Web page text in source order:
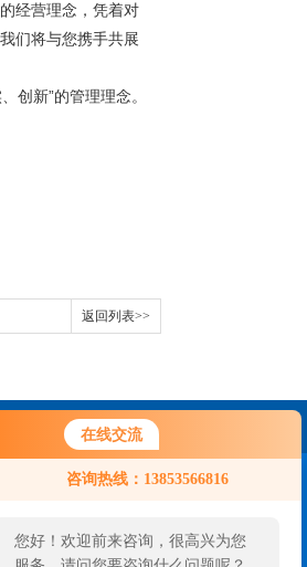
在线交流
咨询热线：13853566816
您好！欢迎前来咨询，很高兴为您
经营理念，凭着对
们将与您携手共展
创新”的管理理念。
返回列表>>
联系我们